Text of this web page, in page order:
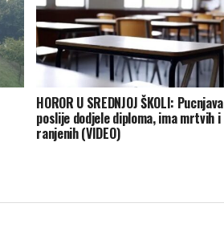
HOROR U SREDNJOJ ŠKOLI: Pucnjava
poslije dodjele diploma, ima mrtvih i
ranjenih (VIDEO)